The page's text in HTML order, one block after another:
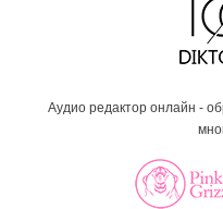
Аудио редактор онлайн -